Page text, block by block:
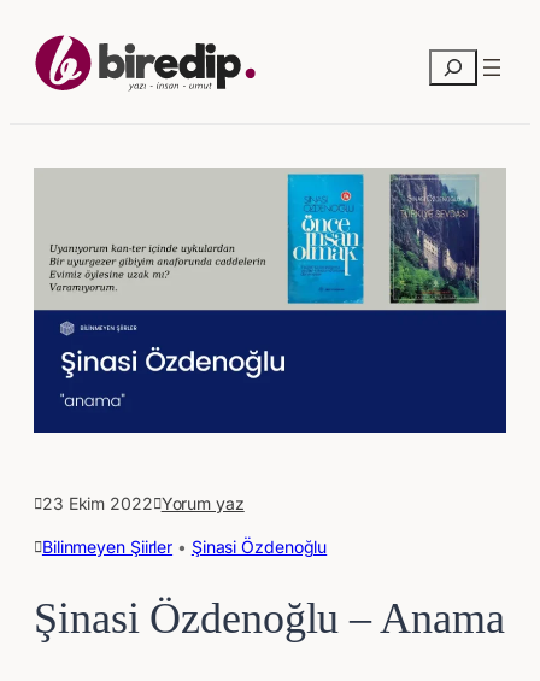
Ara
23 Ekim 2022 Yorum yaz
Bilinmeyen Şiirler • Şinasi Özdenoğlu
Şinasi Özdenoğlu – Anama